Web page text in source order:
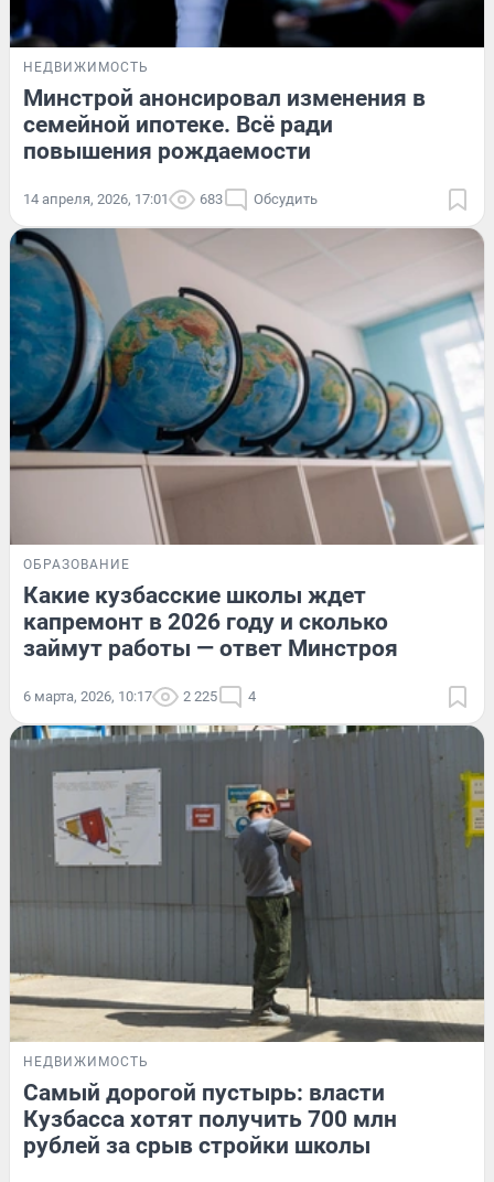
НЕДВИЖИМОСТЬ
Минстрой анонсировал изменения в
семейной ипотеке. Всё ради
повышения рождаемости
14 апреля, 2026, 17:01 683 Обсудить
ОБРАЗОВАНИЕ
Какие кузбасские школы ждет
капремонт в 2026 году и сколько
займут работы — ответ Минстроя
6 марта, 2026, 10:17 2 225 4
НЕДВИЖИМОСТЬ
Самый дорогой пустырь: власти
Кузбасса хотят получить 700 млн
рублей за срыв стройки школы